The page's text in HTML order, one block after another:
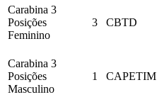
Carabina 3
Posições
Feminino
3 CBTD
Carabina 3
Posições
Masculino
1 CAPETIM